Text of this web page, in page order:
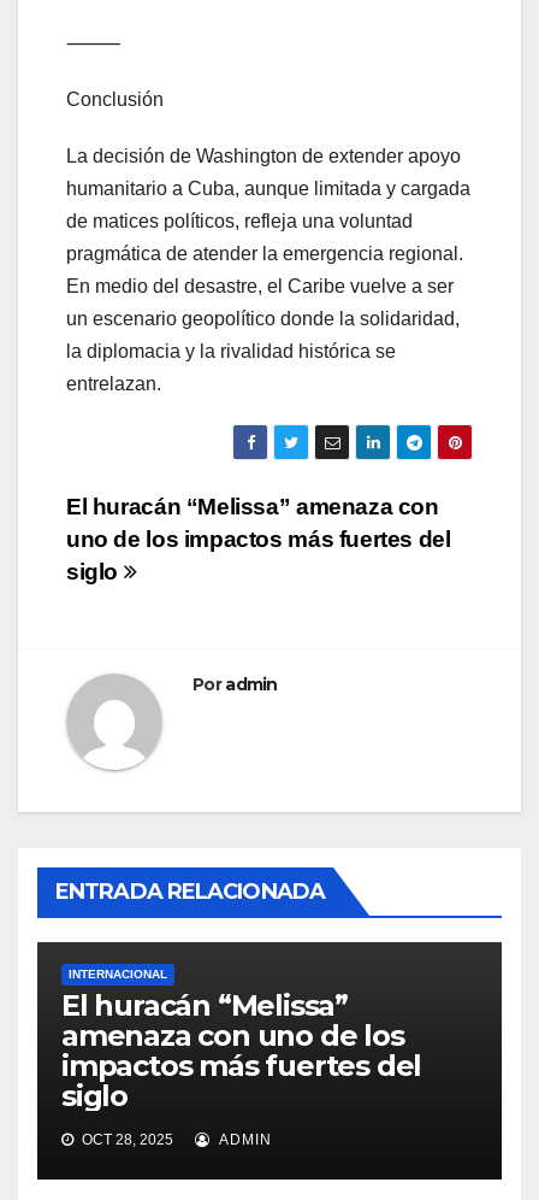
⸻
Conclusión
La decisión de Washington de extender apoyo
humanitario a Cuba, aunque limitada y cargada
de matices políticos, refleja una voluntad
pragmática de atender la emergencia regional.
En medio del desastre, el Caribe vuelve a ser
un escenario geopolítico donde la solidaridad,
la diplomacia y la rivalidad histórica se
entrelazan.
Navegación
de
El huracán “Melissa” amenaza con
uno de los impactos más fuertes del
siglo
Poradmin
ENTRADA RELACIONADA
INTERNACIONAL
El huracán “Melissa”
amenaza con uno de los
impactos más fuertes del
siglo
OCT 28, 2025 ADMIN